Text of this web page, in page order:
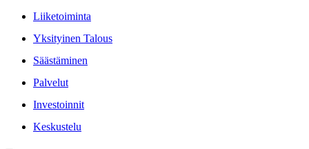
Liiketoiminta
Yksityinen Talous
Säästäminen
Palvelut
Investoinnit
Keskustelu